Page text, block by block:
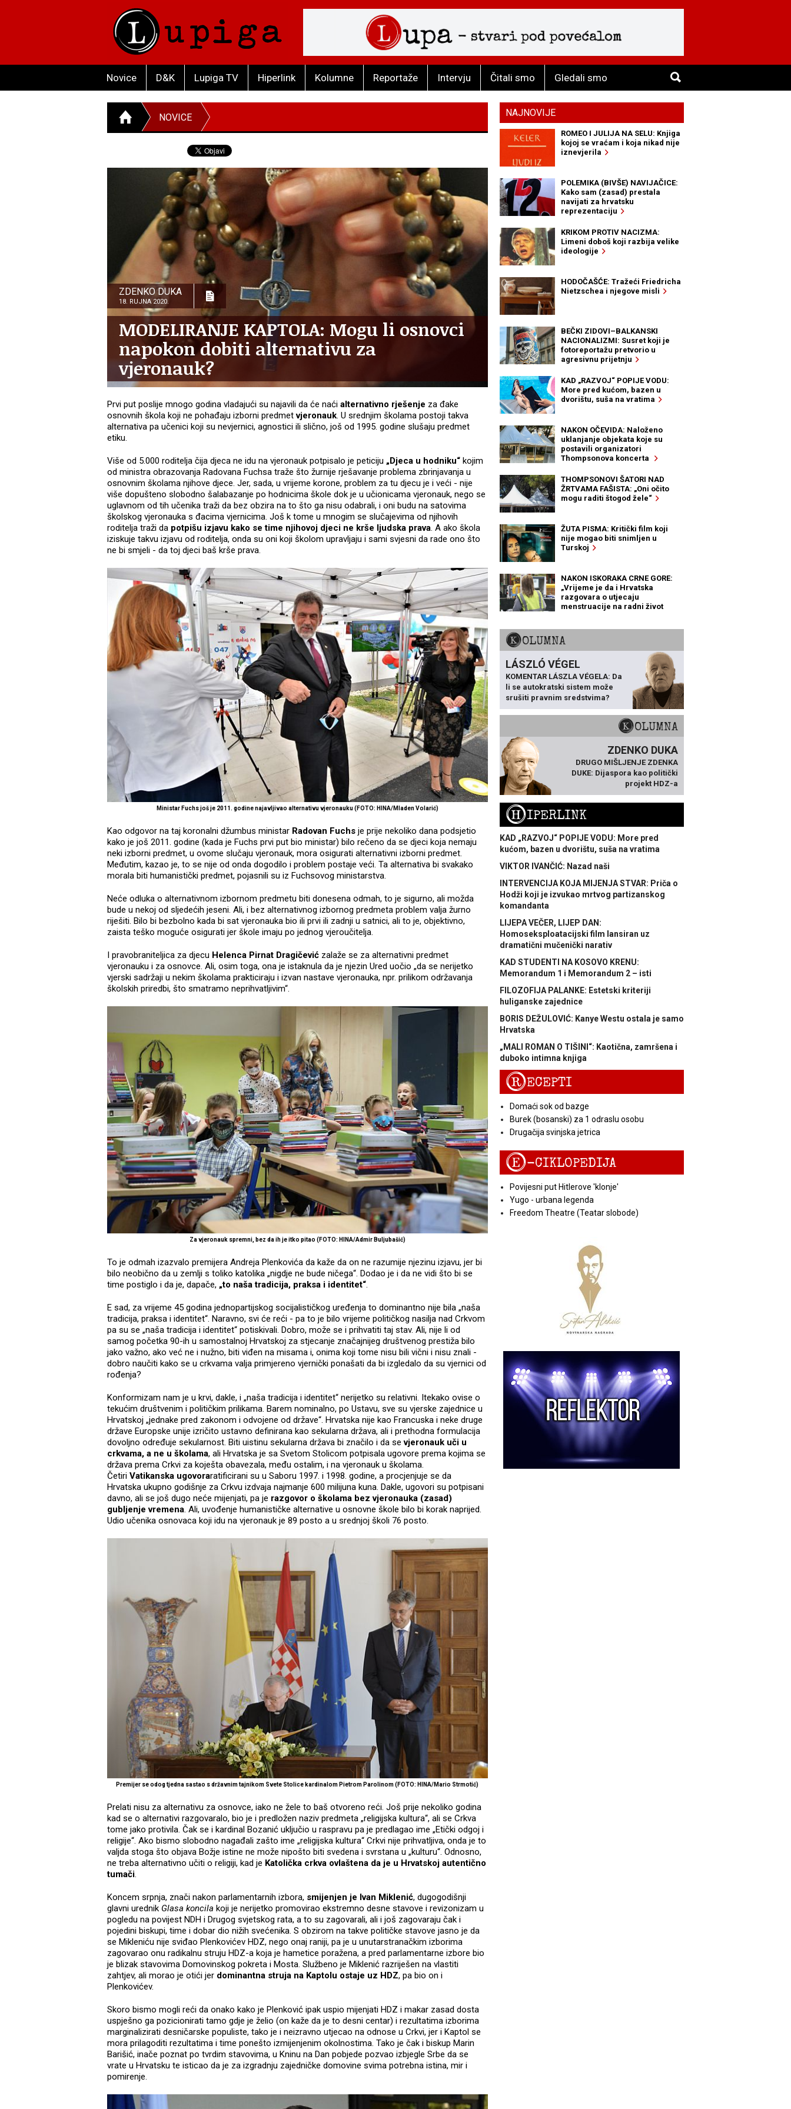
Novice D&K Lupiga TV Hiperlink Kolumne Reportaže Intervju Čitali smo Gledali smo
NOVICE
ZDENKO DUKA
18. RUJNA 2020.
MODELIRANJE KAPTOLA: Mogu li osnovci
napokon dobiti alternativu za
vjeronauk?
Prvi put poslije mnogo godina vladajući su najavili da će naći alternativno rješenje za đake
osnovnih škola koji ne pohađaju izborni predmetvjeronauk. U srednjim školama postoji takva
alternativa pa učenici koji su nevjernici, agnostici ili slično, još od 1995. godine slušaju predmet
etiku.
Više od 5.000 roditelja čija djeca ne idu na vjeronauk potpisalo je peticiju „Djeca u hodniku“ kojim
od ministra obrazovanja Radovana Fuchsa traže što žurnije rješavanje problema zbrinjavanja u
osnovnim školama njihove djece. Jer, sada, u vrijeme korone, problem za tu djecu je i veći - nije
više dopušteno slobodno šalabazanje po hodnicima škole dok je u učionicama vjeronauk, nego se
uglavnom od tih učenika traži da bez obzira na to što ga nisu odabrali, i oni budu na satovima
školskog vjeronauka s đacima vjernicima. Još k tome u mnogim se slučajevima od njihovih
roditelja traži da potpišu izjavu kako se time njihovoj djeci ne krše ljudska prava. A ako škola
iziskuje takvu izjavu od roditelja, onda su oni koji školom upravljaju i sami svjesni da rade ono što
ne bi smjeli - da toj djeci baš krše prava.
Ministar Fuchs još je 2011. godine najavljivao alternativu vjeronauku (FOTO: HINA/Mladen Volarić)
Kao odgovor na taj koronalni džumbus ministar Radovan Fuchs je prije nekoliko dana podsjetio
kako je još 2011. godine (kada je Fuchs prvi put bio ministar) bilo rečeno da se djeci koja nemaju
neki izborni predmet, u ovome slučaju vjeronauk, mora osigurati alternativni izborni predmet.
Međutim, kazao je, to se nije od onda dogodilo i problem postaje veći. Ta alternativa bi svakako
morala biti humanistički predmet, pojasnili su iz Fuchsovog ministarstva.
Neće odluka o alternativnom izbornom predmetu biti donesena odmah, to je sigurno, ali možda
bude u nekoj od sljedećih jeseni. Ali, i bez alternativnog izbornog predmeta problem valja žurno
riješiti. Bilo bi bezbolno kada bi sat vjeronauka bio ili prvi ili zadnji u satnici, ali to je, objektivno,
zaista teško moguće osigurati jer škole imaju po jednog vjeroučitelja.
I pravobraniteljica za djecu Helenca Pirnat Dragičević zalaže se za alternativni predmet
vjeronauku i za osnovce. Ali, osim toga, ona je istaknula da je njezin Ured uočio „da se nerijetko
vjerski sadržaji u nekim školama prakticiraju i izvan nastave vjeronauka, npr. prilikom održavanja
školskih priredbi, što smatramo neprihvatljivim“.
Za vjeronauk spremni, bez da ih je itko pitao (FOTO: HINA/Admir Buljubašić)
To je odmah izazvalo premijera Andreja Plenkovića da kaže da on ne razumije njezinu izjavu, jer bi
bilo neobično da u zemlji s toliko katolika „nigdje ne bude ničega“. Dodao je i da ne vidi što bi se
time postiglo i da je, dapače, „to naša tradicija, praksa i identitet“.
E sad, za vrijeme 45 godina jednopartijskog socijalističkog uređenja to dominantno nije bila „naša
tradicija, praksa i identitet“. Naravno, svi će reći - pa to je bilo vrijeme političkog nasilja nad Crkvom
pa su se „naša tradicija i identitet“ potiskivali. Dobro, može se i prihvatiti taj stav. Ali, nije li od
samog početka 90-ih u samostalnoj Hrvatskoj za stjecanje značajnijeg društvenog prestiža bilo
jako važno, ako već ne i nužno, biti viđen na misama i, onima koji tome nisu bili vični i nisu znali -
dobro naučiti kako se u crkvama valja primjereno vjernički ponašati da bi izgledalo da su vjernici od
rođenja?
Konformizam nam je u krvi, dakle, i „naša tradicija i identitet“ nerijetko su relativni. Itekako ovise o
tekućim društvenim i političkim prilikama. Barem nominalno, po Ustavu, sve su vjerske zajednice u
Hrvatskoj „jednake pred zakonom i odvojene od države“. Hrvatska nije kao Francuska i neke druge
države Europske unije izričito ustavno definirana kao sekularna država, ali i prethodna formulacija
dovoljno određuje sekularnost. Biti uistinu sekularna država bi značilo i da sevjeronauk uči u
crkvama, a ne u školama, ali Hrvatska je sa Svetom Stolicom potpisala ugovore prema kojima se
država prema Crkvi za koješta obavezala, među ostalim, i na vjeronauk u školama.
Četiri Vatikanska ugovoraratificirani su u Saboru 1997. i 1998. godine, a procjenjuje se da
Hrvatska ukupno godišnje za Crkvu izdvaja najmanje 600 milijuna kuna. Dakle, ugovori su potpisani
davno, ali se još dugo neće mijenjati, pa je razgovor o školama bez vjeronauka (zasad)
gubljenje vremena. Ali, uvođenje humanističke alternative u osnovne škole bilo bi korak naprijed.
Udio učenika osnovaca koji idu na vjeronauk je 89 posto a u srednjoj školi 76 posto.
Premijer se odog tjedna sastao s državnim tajnikom Svete Stolice kardinalom Pietrom Parolinom (FOTO: HINA/Mario Strmotić)
Prelati nisu za alternativu za osnovce, iako ne žele to baš otvoreno reći. Još prije nekoliko godina
kad se o alternativi razgovaralo, bio je i predložen naziv predmeta „religijska kultura“, ali se Crkva
tome jako protivila. Čak se i kardinal Bozanić uključio u raspravu pa je predlagao ime „Etički odgoj i
religije“. Ako bismo slobodno nagađali zašto ime „religijska kultura“ Crkvi nije prihvatljiva, onda je to
valjda stoga što objava Božje istine ne može nipošto biti svedena i svrstana u „kulturu“. Odnosno,
ne treba alternativno učiti o religiji, kad je Katolička crkva ovlaštena da je u Hrvatskoj autentično
tumači.
Koncem srpnja, znači nakon parlamentarnih izbora, smijenjen je Ivan Miklenić, dugogodišnji
glavni urednik Glasa koncila koji je nerijetko promovirao ekstremno desne stavove i revizonizam u
pogledu na povijest NDH i Drugog svjetskog rata, a to su zagovarali, ali i još zagovaraju čak i
pojedini biskupi, time i dobar dio nižih svećenika. S obzirom na takve političke stavove jasno je da
se Mikleniću nije sviđao Plenkovićev HDZ, nego onaj raniji, pa je u unutarstranačkim izborima
zagovarao onu radikalnu struju HDZ-a koja je hametice poražena, a pred parlamentarne izbore bio
je blizak stavovima Domovinskog pokreta i Mosta. Službeno je Miklenić razriješen na vlastiti
zahtjev, ali morao je otići jer dominantna struja na Kaptolu ostaje uz HDZ, pa bio on i
Plenkovićev.
Skoro bismo mogli reći da onako kako je Plenković ipak uspio mijenjati HDZ i makar zasad dosta
uspješno ga pozicionirati tamo gdje je želio (on kaže da je to desni centar) i rezultatima izborima
marginalizirati desničarske populiste, tako je i neizravno utjecao na odnose u Crkvi, jer i Kaptol se
mora prilagoditi rezultatima i time ponešto izmijenjenim okolnostima. Tako je čak i biskup Marin
Barišić, inače poznat po tvrdim stavovima, u Kninu na Dan pobjede pozvao izbjegle Srbe da se
vrate u Hrvatsku te isticao da je za izgradnju zajedničke domovine svima potrebna istina, mir i
pomirenje.
NAJNOVIJE
ROMEO I JULIJA NA SELU: Knjiga
kojoj se vraćam i koja nikad nije
iznevjerila
POLEMIKA (BIVŠE) NAVIJAČICE:
Kako sam (zasad) prestala
navijati za hrvatsku
reprezentaciju
KRIKOM PROTIV NACIZMA:
Limeni doboš koji razbija velike
ideologije
HODOČAŠĆE: Tražeći Friedricha
Nietzschea i njegove misli
BEČKI ZIDOVI–BALKANSKI
NACIONALIZMI: Susret koji je
fotoreportažu pretvorio u
agresivnu prijetnju
KAD „RAZVOJ“ POPIJE VODU:
More pred kućom, bazen u
dvorištu, suša na vratima
NAKON OČEVIDA: Naloženo
uklanjanje objekata koje su
postavili organizatori
Thompsonova koncerta
THOMPSONOVI ŠATORI NAD
ŽRTVAMA FAŠISTA: „Oni očito
mogu raditi štogod žele“
ŽUTA PISMA: Kritički film koji
nije mogao biti snimljen u
Turskoj
NAKON ISKORAKA CRNE GORE:
„Vrijeme je da i Hrvatska
razgovara o utjecaju
menstruacije na radni život
KOLUMNA
LÁSZLÓ VÉGEL
KOMENTAR LÁSZLA VÉGELA: Da
li se autokratski sistem može
srušiti pravnim sredstvima?
KOLUMNA
ZDENKO DUKA
DRUGO MIŠLJENJE ZDENKA
DUKE: Dijaspora kao politički
projekt HDZ-a
HIPERLINK
KAD „RAZVOJ“ POPIJE VODU: More pred
kućom, bazen u dvorištu, suša na vratima
VIKTOR IVANČIĆ: Nazad naši
INTERVENCIJA KOJA MIJENJA STVAR: Priča o
Hodži koji je izvukao mrtvog partizanskog
komandanta
LIJEPA VEČER, LIJEP DAN:
Homoseksploatacijski film lansiran uz
dramatični mučenički narativ
KAD STUDENTI NA KOSOVO KRENU:
Memorandum 1 i Memorandum 2 – isti
FILOZOFIJA PALANKE: Estetski kriteriji
huliganske zajednice
BORIS DEŽULOVIĆ: Kanye Westu ostala je samo
Hrvatska
„MALI ROMAN O TIŠINI“: Kaotična, zamršena i
duboko intimna knjiga
RECEPTI
Domaći sok od bazge
Burek (bosanski) za 1 odraslu osobu
Drugačija svinjska jetrica
E-CIKLOPEDIJA
Povijesni put Hitlerove 'klonje'
Yugo - urbana legenda
Freedom Theatre (Teatar slobode)